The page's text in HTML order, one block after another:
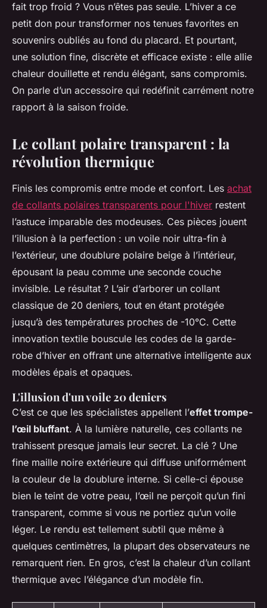
fait trop froid ? Vous n’êtes pas seule. L’hiver a ce
petit don pour transformer nos tenues favorites en
souvenirs oubliés au fond du placard. Et pourtant,
une solution fine, discrète et efficace existe : elle allie
chaleur douillette et rendu élégant, sans compromis.
On parle d’un accessoire qui redéfinit carrément notre
rapport à la saison froide.
Le collant polaire transparent : la
révolution thermique
Finis les compromis entre mode et confort. Les achat
de collants polaires transparents pour l'hiver restent
l’astuce imparable des modeuses. Ces pièces jouent
l’illusion à la perfection : un voile noir ultra-fin à
l’extérieur, une doublure polaire beige à l’intérieur,
épousant la peau comme une seconde couche
invisible. Le résultat ? L’air d’arborer un collant
classique de 20 deniers, tout en étant protégée
jusqu’à des températures proches de -10°C. Cette
innovation textile bouscule les codes de la garde-
robe d’hiver en offrant une alternative intelligente aux
modèles épais et opaques.
L'illusion d'un voile 20 deniers
C’est ce que les spécialistes appellent l’effet trompe-
l’œil bluffant. À la lumière naturelle, ces collants ne
trahissent presque jamais leur secret. La clé ? Une
fine maille noire extérieure qui diffuse uniformément
la couleur de la doublure interne. Si celle-ci épouse
bien le teint de votre peau, l’œil ne perçoit qu’un fini
transparent, comme si vous ne portiez qu’un voile
léger. Le rendu est tellement subtil que même à
quelques centimètres, la plupart des observateurs ne
remarquent rien. En gros, c’est la chaleur d’un collant
thermique avec l’élégance d’un modèle fin.